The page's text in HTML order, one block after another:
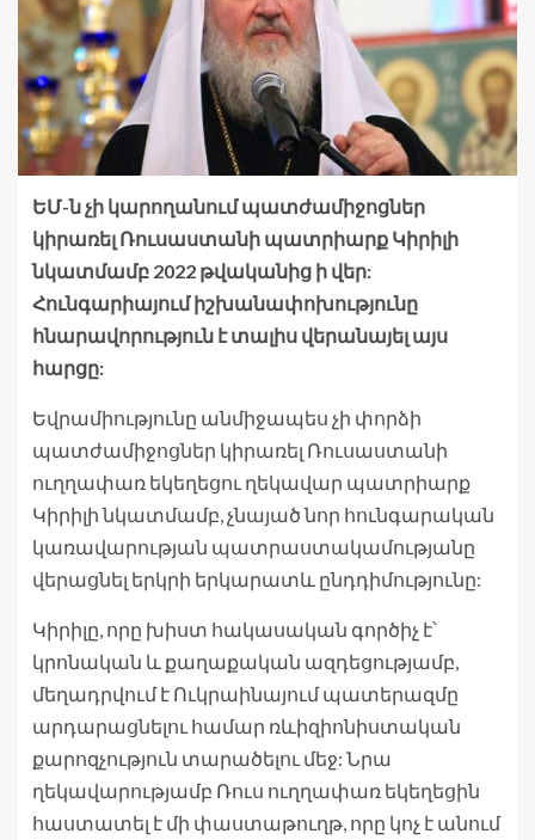
ԵՄ-ն չի կարողանում պատժամիջոցներ
կիրառել Ռուսաստանի պատրիարք Կիրիլի
նկատմամբ 2022 թվականից ի վեր:
Հունգարիայում իշխանափոխությունը
հնարավորություն է տալիս վերանայել այս
հարցը:
Եվրամիությունը անմիջապես չի փորձի
պատժամիջոցներ կիրառել Ռուսաստանի
ուղղափառ եկեղեցու ղեկավար պատրիարք
Կիրիլի նկատմամբ, չնայած նոր հունգարական
կառավարության պատրաստակամությանը
վերացնել երկրի երկարատև ընդդիմությունը:
Կիրիլը, որը խիստ հակասական գործիչ է՝
կրոնական և քաղաքական ազդեցությամբ,
մեղադրվում է Ուկրաինայում պատերազմը
արդարացնելու համար ռևիզիոնիստական ​​
քարոզչություն տարածելու մեջ: Նրա
ղեկավարությամբ Ռուս ուղղափառ եկեղեցին
հաստատել է մի փաստաթուղթ, որը կոչ է անում